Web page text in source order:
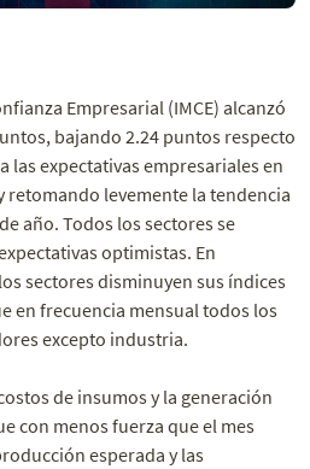
Empresarial (IMCE) alcanzó
bajando 2.24 puntos respecto
las expectativas empresariales en
retomando levemente la tendencia
año. Todos los sectores se
optimistas. En
sectores disminuyen sus índices
en frecuencia mensual todos los
excepto industria.
de insumos y la generación
con menos fuerza que el mes
esperada y las